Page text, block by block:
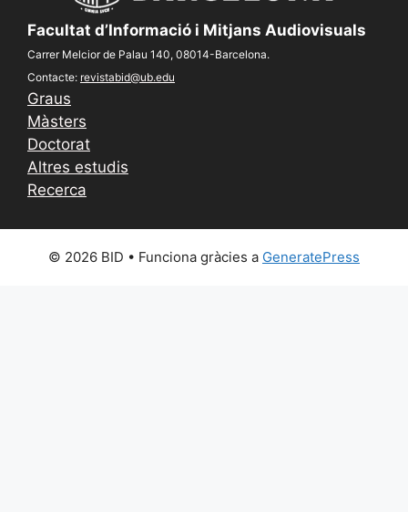
Facultat d’Informació i Mitjans Audiovisuals
Carrer Melcior de Palau 140, 08014-Barcelona.
Contacte: revistabid@ub.edu
Graus
Màsters
Doctorat
Altres estudis
Recerca
© 2026 BID • Funciona gràcies a GeneratePress